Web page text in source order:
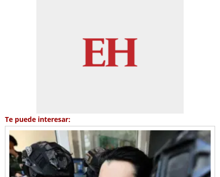
Te puede interesar: